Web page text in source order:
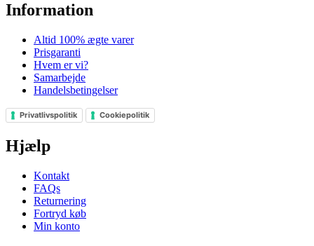
Information
Altid 100% ægte varer
Prisgaranti
Hvem er vi?
Samarbejde
Handelsbetingelser
Privatlivspolitik Cookiepolitik
Hjælp
Kontakt
FAQs
Returnering
Fortryd køb
Min konto